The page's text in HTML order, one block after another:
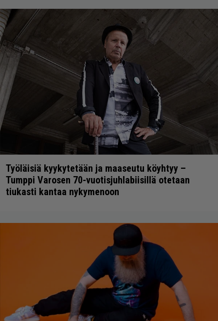
Työläisiä kyykytetään ja maaseutu köyhtyy –
Tumppi Varosen 70-vuotisjuhlabiisillä otetaan
tiukasti kantaa nykymenoon